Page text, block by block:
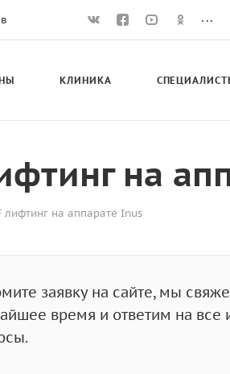
...
КЛИНИКА
на
лифтинг на аппарате Inus
заявку на сайте, мы
время и ответим на все